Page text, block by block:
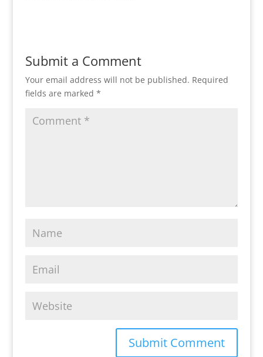
Submit a Comment
Your email address will not be published. Required
fields are marked *